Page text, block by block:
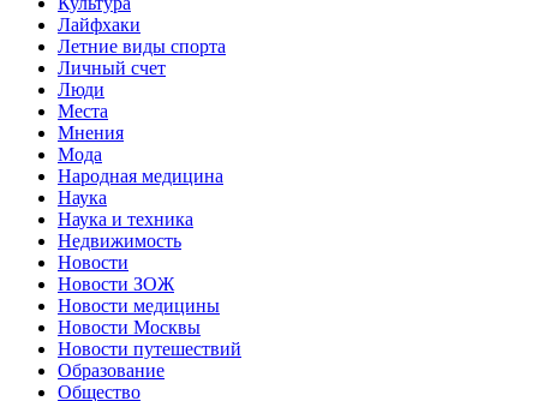
Лайфхаки
Летние виды спорта
Личный счет
Люди
Места
Мнения
Мода
Народная медицина
Наука
Наука и техника
Недвижимость
Новости
Новости ЗОЖ
Новости медицины
Новости Москвы
Новости путешествий
Образование
Общество